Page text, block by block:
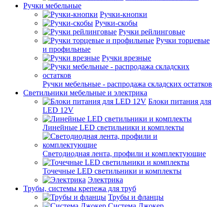
Ручки мебельные
Ручки-кнопки
Ручки-скобы
Ручки рейлинговые
Ручки торцевые
и профильные
Ручки врезные
Ручки мебельные - распродажа складских остатков
Светильники мебельные и электрика
Блоки питания для
LED 12V
Линейные LED светильники и комплекты
Светодиодная лента, профили и комплектующие
Точечные LED светильники и комплекты
Электрика
Трубы, системы крепежа для труб
Трубы и фланцы